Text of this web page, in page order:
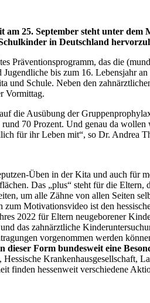
am 25. September steht unter
in Deutschland
Präventionsprogramm, das die
bis zum 16. Lebensjahr
und Schule. Neben den
Vormittag.
die Ausübung der
70 Prozent. Und genau da
für ihr Leben mit“, so Dr. Andrea
Üben in der Kita und auch für
Das „plus“ steht für die
um alle Zähne von allen Seiten
Motivationsvideo ist den
2022 für Eltern neugeborener
das zahnärztliche
vorgenommen werden
dieser Form bundesweit eine
Hessische Krankenhausgesellschaft,
finden hessenweit verschiedene